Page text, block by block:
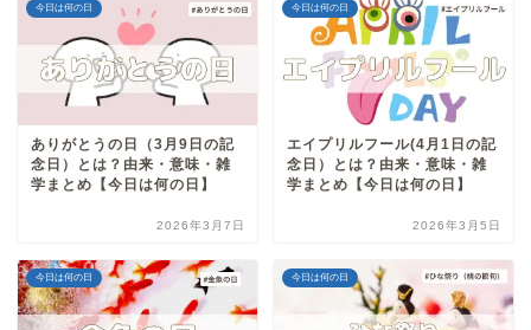
今日は何の日
ありがとうの日（3月9日の記
念日）とは？由来・意味・雑
学まとめ【今日は何の日】
2026年3月7日
今日は何の日
エイプリルフール(4月1日の記
念日）とは？由来・意味・雑
学まとめ【今日は何の日】
2026年3月5日
今日は何の日 今日は何の日